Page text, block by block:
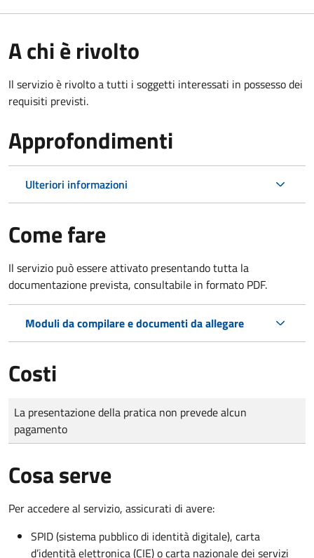
A chi è rivolto
Il servizio è rivolto a tutti i soggetti interessati in possesso dei
requisiti previsti.
Approfondimenti
Ulteriori informazioni
Come fare
Il servizio può essere attivato presentando tutta la
documentazione prevista, consultabile in formato PDF.
Moduli da compilare e documenti da allegare
Costi
Tipo di pagamento
Importo
La presentazione della pratica non prevede alcun
pagamento
Cosa serve
Per accedere al servizio, assicurati di avere:
SPID (sistema pubblico di identità digitale), carta
d’identità elettronica (CIE) o carta nazionale dei servizi